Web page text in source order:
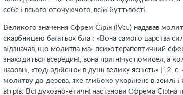
себе і всього оточуючого, всієї буттєвості.
Великого значення Єфрем Сірін (IVct.) надавав
скарбницею багатьох благ: «Вона самого царства
відзначав, що молитва має психотерапевтичний
знаходиться всередині, вона пригнічує помисел, а
назовні, «тоді здійснює в душі велику ясність» [12,
молитву до дерева, яке глибоко укорінене в землі і
вітрів. Всі духовно-етичні настанови Єфрема Сіріна